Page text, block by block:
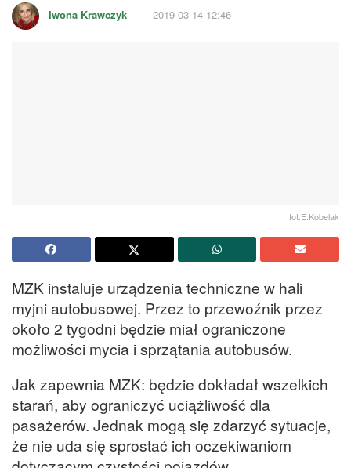
Iwona Krawczyk 2019-03-14 12:46
fot:E.Kobelak
MZK instaluje urządzenia techniczne w hali
myjni autobusowej. Przez to przewoźnik przez
około 2 tygodni będzie miał ograniczone
możliwości mycia i sprzątania autobusów.
Jak zapewnia MZK: będzie dokładał wszelkich
starań, aby ograniczyć uciążliwość dla
pasażerów. Jednak mogą się zdarzyć sytuacje,
że nie uda się sprostać ich oczekiwaniom